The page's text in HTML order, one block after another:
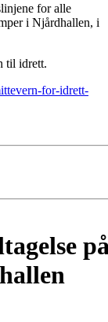
for alle
i Njårdhallen, i
til idrett.
for-idrett-